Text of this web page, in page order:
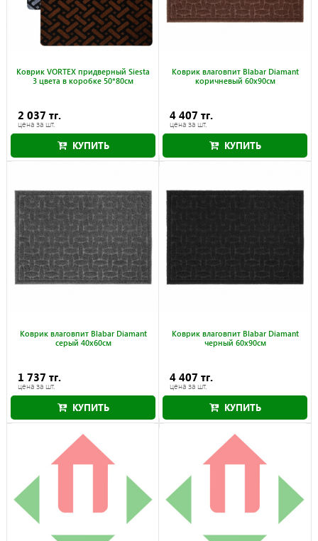
Коврик VORTEX придверный Siesta
3 цвета в коробке 50*80см
2 037 тг.
цена за шт.
КУПИТЬ
Коврик влаговпит Blabar Diamant
коричневый 60x90см
4 407 тг.
цена за шт.
КУПИТЬ
Коврик влаговпит Blabar Diamant
серый 40x60см
1 737 тг.
цена за шт.
КУПИТЬ
Коврик влаговпит Blabar Diamant
черный 60x90см
4 407 тг.
цена за шт.
КУПИТЬ